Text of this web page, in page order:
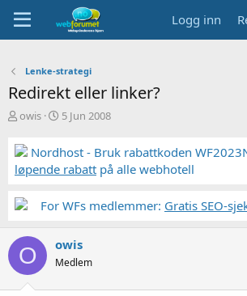
Logg inn
Lenke-strategi
Redirekt eller linker?
T
å
d
s
a
e
r
owis
S
r
t
a
5 Jun 2008
Nordhost - Bruk rabattkoden
løpende rabatt på alle webhotell
For WFs medlemmer: Gratis SEO-
O owis
Medlem